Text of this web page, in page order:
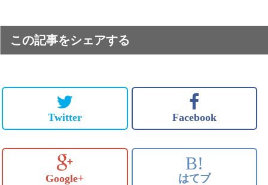
この記事をシェアする
Twitter Facebook
Google+
B!
はてブ